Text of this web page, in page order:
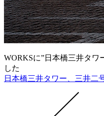
WORKSに”日本橋三井タワ
した
日本橋三井タワー、三井二